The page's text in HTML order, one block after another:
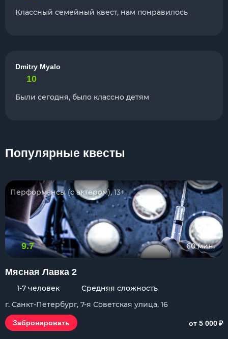
Классный семейный квест, нам понравилось
Dmitry Myalo
10
Были сегодня, было классно детям
Популярные квесты
Перформансы (с актером), 13+
9.7 60 мин.
Мясная Лавка 2
1-7 человек
Средняя сложность
г. Санкт-Петербург, 7-я Советская улица, 16
Забронировать от 5 000₽